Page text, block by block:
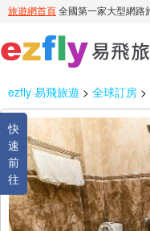
ezfly 易飛旅遊 > 全球訂房 >
快
速
前
往